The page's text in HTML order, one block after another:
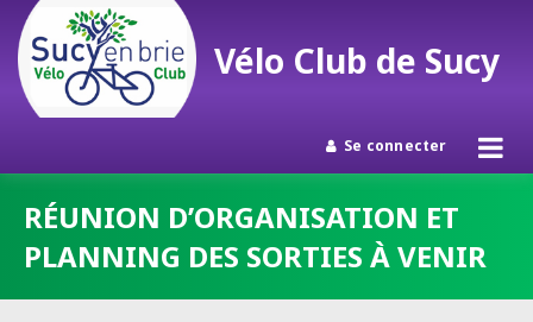
Passer
contenu
Vélo Club de Sucy
Se connecter
RÉUNION D’ORGANISATION ET
PLANNING DES SORTIES À VENIR